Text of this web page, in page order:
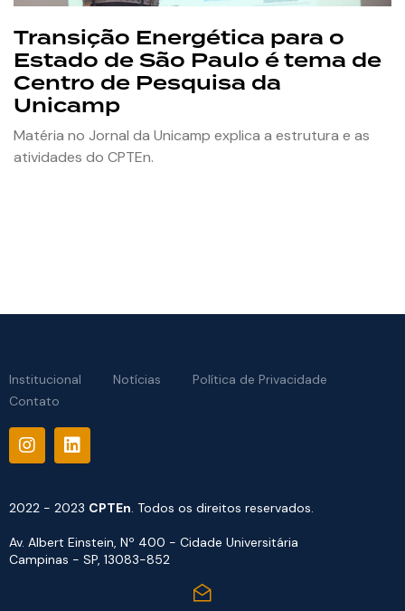
Transição Energética para o
Estado de São Paulo é tema de
Centro de Pesquisa da
Unicamp
Matéria no Jornal da Unicamp explica a estrutura e as
atividades do CPTEn.
Institucional Notícias
Política de Privacidade
Contato
2022 - 2023 CPTEn. Todos os direitos reservados.
Av. Albert Einstein, Nº 400 - Cidade Universitária
Campinas - SP, 13083-852